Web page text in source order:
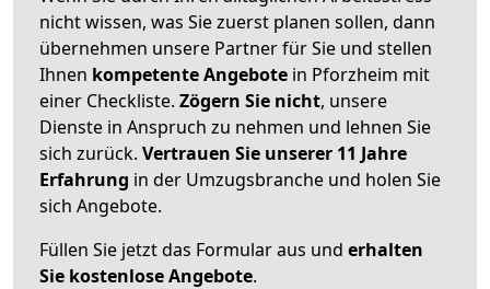
nicht wissen, was Sie zuerst planen sollen, dann
übernehmen unsere Partner für Sie und stellen
Ihnen kompetente Angebote in Pforzheim mit
einer Checkliste. Zögern Sie nicht, unsere
Dienste in Anspruch zu nehmen und lehnen Sie
sich zurück. Vertrauen Sie unserer 11 Jahre
Erfahrung in der Umzugsbranche und holen Sie
sich Angebote.
Füllen Sie jetzt das Formular aus und erhalten
Sie kostenlose Angebote.